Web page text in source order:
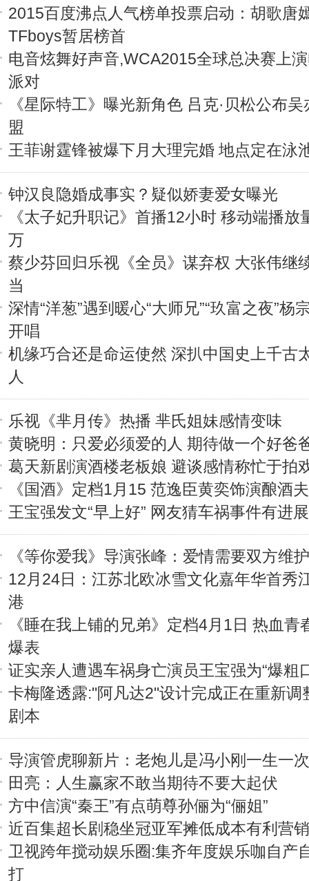
2015百度沸点人气榜单投票启动：胡歌唐
TFboys暂居榜首
电音炫舞好声音,WCA2015全球总决赛上
派对
《星际特工》曝光新角色 吕克·贝松公布
盟
王菲谢霆锋被爆下月大理完婚 地点定在泳
钟汉良隐婚成事实？疑似娇妻爱女曝光
《太子妃升职记》首播12小时 移动端播放
万
蔡少芬回归乐视《全员》谋弃权 大张伟继
当
深情“洋葱”遇到暖心“大师兄”“玖富之夜”杨
开唱
机缘巧合还是命运使然 深扒中国史上千古
人
乐视《芈月传》热播 芈氏姐妹感情变味
黄晓明：只爱必须爱的人 期待做一个好爸
葛天新剧演酒楼老板娘 避谈感情称忙于拍
《国酒》定档1月15 范逸臣黄奕饰演酿酒
王宝强发文“早上好” 网友猜车祸事件有进展
《等你爱我》导演张峰：爱情需要双方维
12月24日：江苏北欧冰雪文化嘉年华首秀
港
《睡在我上铺的兄弟》定档4月1日 热血青
爆表
证实亲人遭遇车祸身亡演员王宝强为“爆粗
卡梅隆透露:"阿凡达2"设计完成正在重新调
剧本
导演管虎聊新片：老炮儿是冯小刚一生一
田亮：人生赢家不敢当期待不要大起伏
方中信演“秦王”有点萌尊孙俪为“俪姐”
近百集超长剧稳坐冠亚军摊低成本有利营销
卫视跨年搅动娱乐圈:集齐年度娱乐咖自产
打